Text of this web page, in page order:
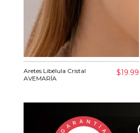
Aretes Libélula Cristal
AVEMARÍA
$19.99